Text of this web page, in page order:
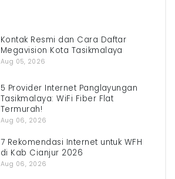
Kontak Resmi dan Cara Daftar
Megavision Kota Tasikmalaya
Aug 05, 2026
5 Provider Internet Panglayungan
Tasikmalaya: WiFi Fiber Flat
Termurah!
Aug 06, 2026
7 Rekomendasi Internet untuk WFH
di Kab Cianjur 2026
Aug 06, 2026